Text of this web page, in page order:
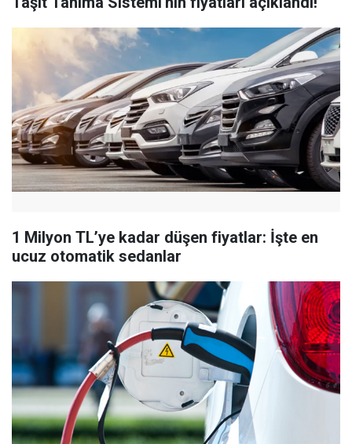
1 Milyon TL’ye kadar düşen fiyatlar: İşte en
ucuz otomatik sedanlar